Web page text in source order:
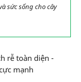
sức sống cho cây
rễ toàn diện -
mạnh